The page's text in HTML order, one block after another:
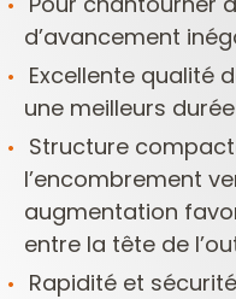
d’avancement
Excellente qualité
une meilleurs durée
Structure
l’encombrement
augmentation
entre la tête de
Rapidité et